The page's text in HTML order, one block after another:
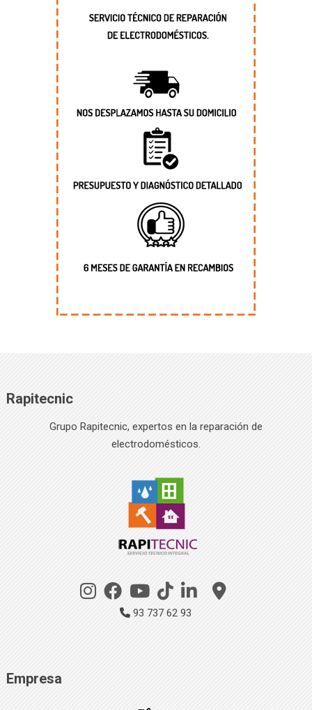
Rapitecnic
Grupo Rapitecnic, expertos en la reparación de
electrodomésticos.
93 737 62 93
Empresa